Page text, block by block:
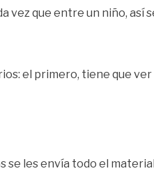
vez que entre un niño, así
el primero, tiene que
les envía todo el